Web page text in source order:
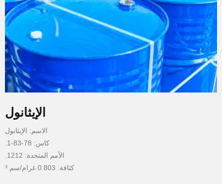
الإيثانول
الاسم: الإيثانول
كاس: 78-83-1.
الأمم المتحدة: 1212.
كثافة: 0.803 غرام/سم ³